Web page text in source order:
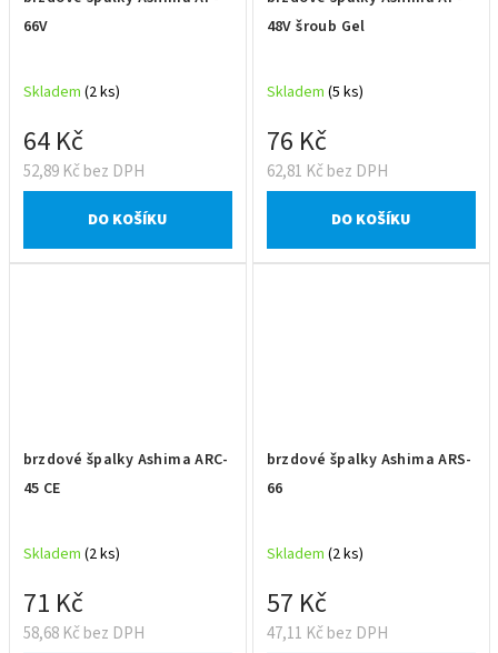
66V
Skladem (2 ks)
52,89 Kč bez DPH
64 Kč
DO KOŠÍKU
48V šroub Gel
Skladem (5 ks)
62,81 Kč bez DPH
76 Kč
DO KOŠÍKU
brzdové špalky Ashima ARC-
45 CE
Skladem (2 ks)
58,68 Kč bez DPH
71 Kč
brzdové špalky Ashima ARS-
66
Skladem (2 ks)
47,11 Kč bez DPH
57 Kč